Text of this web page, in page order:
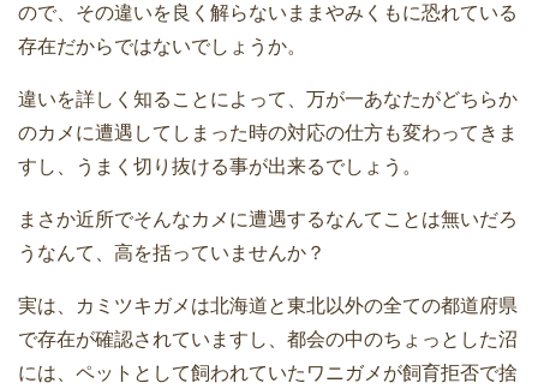
ので、その違いを良く解らないままやみくもに恐れている
存在だからではないでしょうか。
違いを詳しく知ることによって、万が一あなたがどちらか
のカメに遭遇してしまった時の対応の仕方も変わってきま
すし、うまく切り抜ける事が出来るでしょう。
まさか近所でそんなカメに遭遇するなんてことは無いだろ
うなんて、高を括っていませんか？
実は、カミツキガメは北海道と東北以外の全ての都道府県
で存在が確認されていますし、都会の中のちょっとした沼
には、ペットとして飼われていたワニガメが飼育拒否で捨